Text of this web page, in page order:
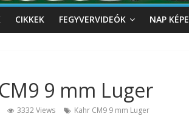
CIKKEK FEGYVERVIDEÓK NAP KÉPE
9 mm Luger
3332 Views Kahr CM9 9 mm Luger